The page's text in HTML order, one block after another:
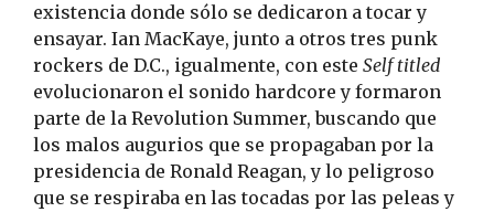
existencia donde sólo se dedicaron a tocar y
ensayar. Ian MacKaye, junto a otros tres punk
rockers de D.C., igualmente, con este Self titled
evolucionaron el sonido hardcore y formaron
parte de la Revolution Summer, buscando que
los malos augurios que se propagaban por la
presidencia de Ronald Reagan, y lo peligroso
que se respiraba en las tocadas por las peleas y